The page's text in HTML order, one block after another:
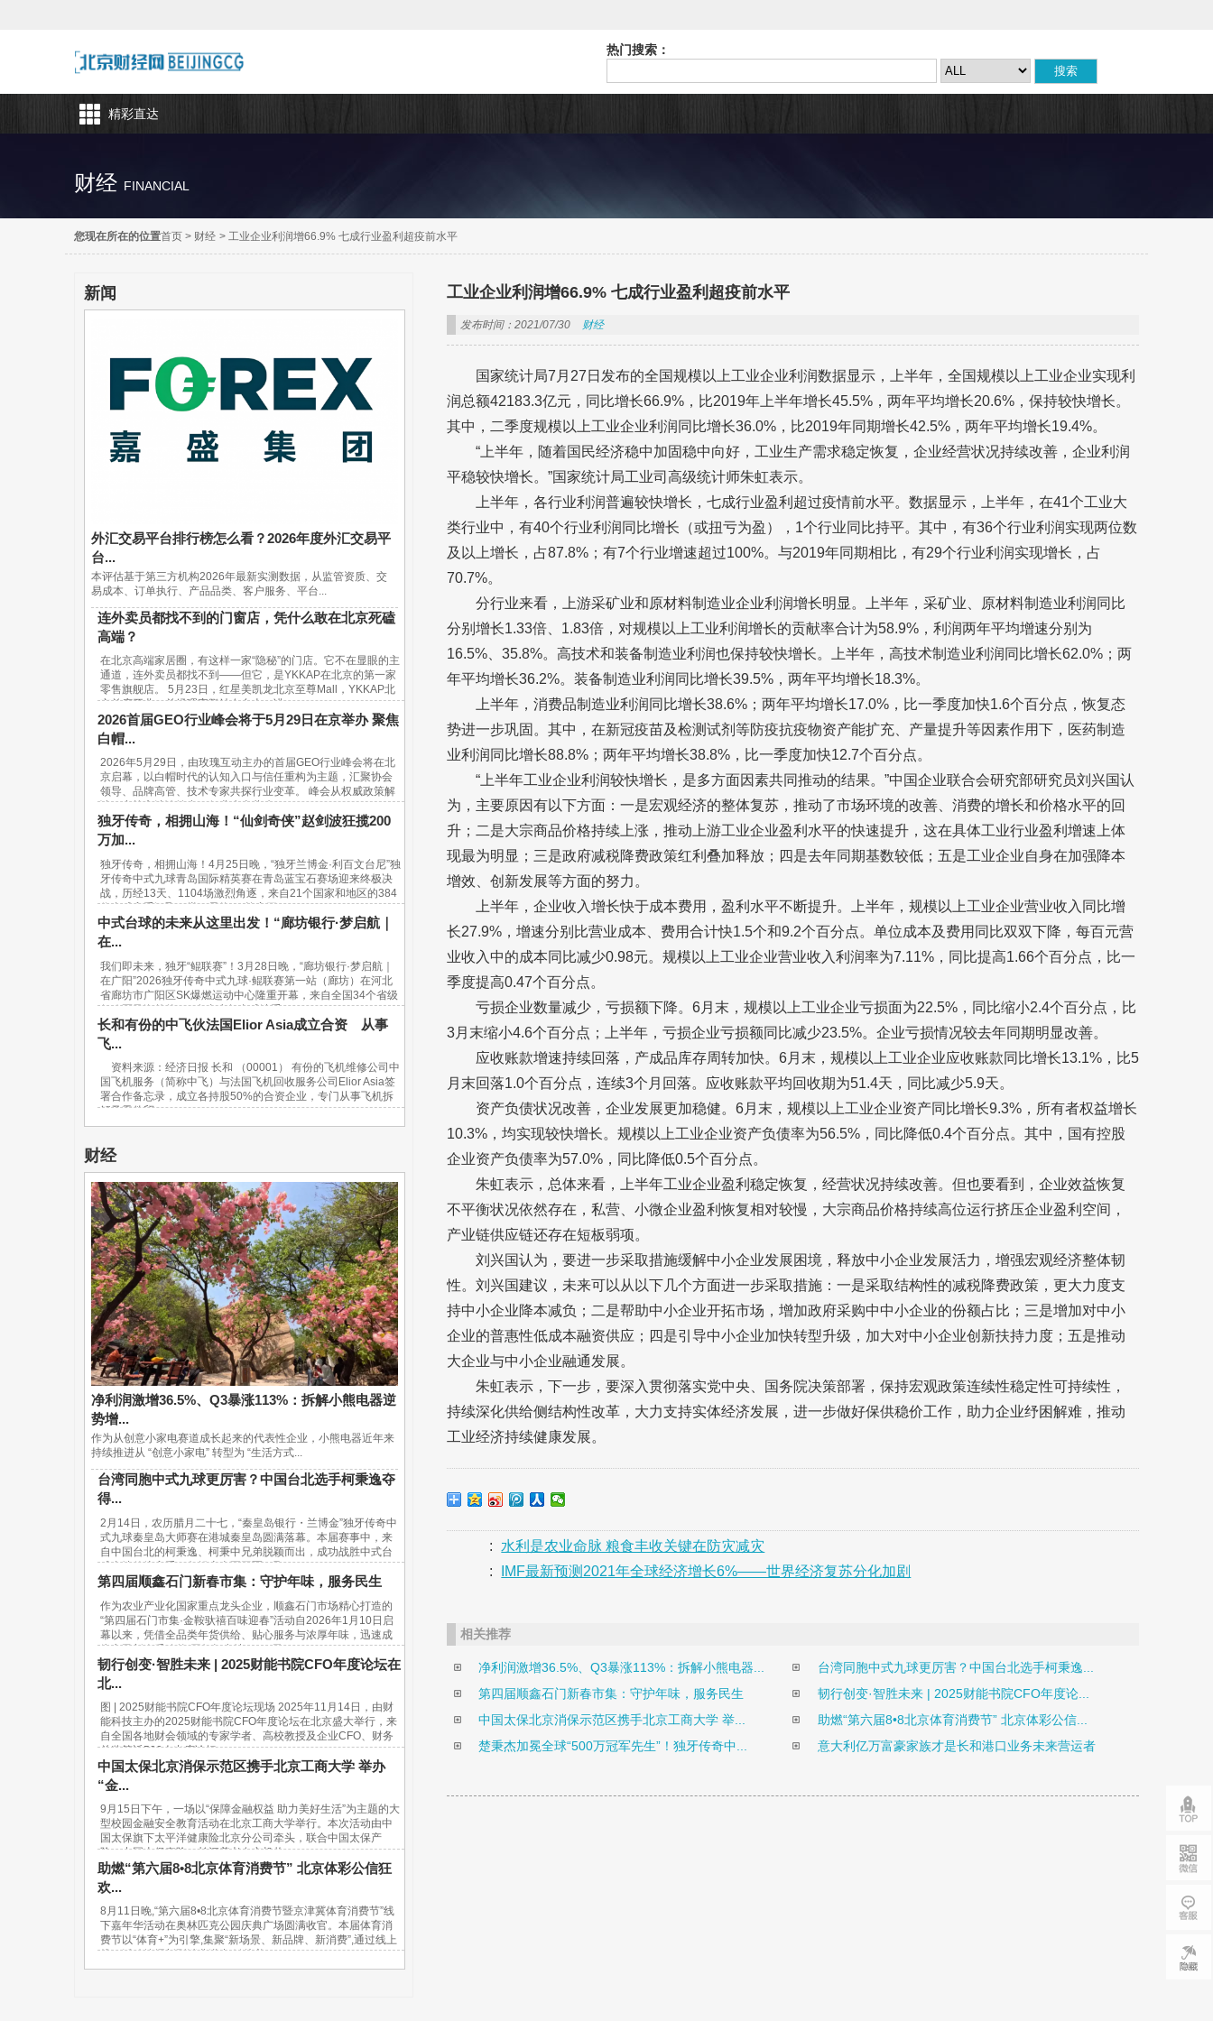
热门搜索：
精彩直达
财经 FINANCIAL
您现在所在的位置首页 > 财经 > 工业企业利润增66.9% 七成行业盈利超疫前水平
新闻
外汇交易平台排行榜怎么看？2026年度外汇交易平
台...
本评估基于第三方机构2026年最新实测数据，从监管资质、交
易成本、订单执行、产品品类、客户服务、平台...
连外卖员都找不到的门窗店，凭什么敢在北京死磕
高端？
在北京高端家居圈，有这样一家“隐秘”的门店。它不在显眼的主
通道，连外卖员都找不到——但它，是YKKAP在北京的第一家
零售旗舰店。 5月23日，红星美凯龙北京至尊Mall，YKKAP北
京首店开业。总经理宋鹏站在台上，讲...
2026首届GEO行业峰会将于5月29日在京举办 聚焦
白帽...
2026年5月29日，由玫瑰互动主办的首届GEO行业峰会将在北
京启幕，以白帽时代的认知入口与信任重构为主题，汇聚协会
领导、品牌高管、技术专家共探行业变革。 峰会从权威政策解
读、实战方法论输出、行业生态共建...
独牙传奇，相拥山海！“仙剑奇侠”赵剑波狂揽200
万加...
独牙传奇，相拥山海！4月25日晚，“独牙兰博金·利百文台尼”独
牙传奇中式九球青岛国际精英赛在青岛蓝宝石赛场迎来终极决
战，历经13天、1104场激烈角逐，来自21个国家和地区的384
位台球高手汇聚一堂，最终，“软塞王...
中式台球的未来从这里出发！“廊坊银行·梦启航｜
在...
我们即未来，独牙“鲲联赛”！3月28日晚，“廊坊银行·梦启航｜
在广阳”2026独牙传奇中式九球·鲲联赛第一站（廊坊）在河北
省廊坊市广阳区SK爆燃运动中心隆重开幕，来自全国34个省级
行政区及海外的940名青少年台球选手...
长和有份的中飞伙法国Elior Asia成立合资 从事
飞...
资料来源：经济日报 长和 （00001） 有份的飞机维修公司中
国飞机服务（简称中飞）与法国飞机回收服务公司Elior Asia签
署合作备忘录，成立各持股50%的合资企业，专门从事飞机拆
解及零件贸...
财经
净利润激增36.5%、Q3暴涨113%：拆解小熊电器逆
势增...
作为从创意小家电赛道成长起来的代表性企业，小熊电器近年来
持续推进从 “创意小家电” 转型为 “生活方式...
台湾同胞中式九球更厉害？中国台北选手柯秉逸夺
得...
2月14日，农历腊月二十七，“秦皇岛银行・兰博金”独牙传奇中
式九球秦皇岛大师赛在港城秦皇岛圆满落幕。本届赛事中，来
自中国台北的柯秉逸、柯秉中兄弟脱颖而出，成功战胜中式台
球内地传统高手，包揽赛事冠亚军，取...
第四届顺鑫石门新春市集：守护年味，服务民生
作为农业产业化国家重点龙头企业，顺鑫石门市场精心打造的
“第四届石门市集·金鞍驮禧百味迎春”活动自2026年1月10日启
幕以来，凭借全品类年货供给、贴心服务与浓厚年味，迅速成
为市民新春采购的“网红打卡地”。37天...
韧行创变·智胜未来 | 2025财能书院CFO年度论坛在
北...
图 | 2025财能书院CFO年度论坛现场 2025年11月14日，由财
能科技主办的2025财能书院CFO年度论坛在北京盛大举行，来
自全国各地财会领域的专家学者、高校教授及企业CFO、财务
总监等近500人出席论坛。...
中国太保北京消保示范区携手北京工商大学 举办
“金...
9月15日下午，一场以“保障金融权益 助力美好生活”为主题的大
型校园金融安全教育活动在北京工商大学举行。本次活动由中
国太保旗下太平洋健康险北京分公司牵头，联合中国太保产
险、中国太保寿险、长江养老在京机构...
助燃“第六届8•8北京体育消费节” 北京体彩公信狂
欢...
8月11日晚,“第六届8•8北京体育消费节暨京津冀体育消费节”线
下嘉年华活动在奥林匹克公园庆典广场圆满收官。本届体育消
费节以“体育+”为引擎,集聚“新场景、新品牌、新消费”,通过线上
线下活动挖掘新型消费潜力,链接美...
工业企业利润增66.9% 七成行业盈利超疫前水平
发布时间：2021/07/30 财经
国家统计局7月27日发布的全国规模以上工业企业利润数据显示，上半年，全国规模以上工业企业实现利
润总额42183.3亿元，同比增长66.9%，比2019年上半年增长45.5%，两年平均增长20.6%，保持较快增长。
其中，二季度规模以上工业企业利润同比增长36.0%，比2019年同期增长42.5%，两年平均增长19.4%。
“上半年，随着国民经济稳中加固稳中向好，工业生产需求稳定恢复，企业经营状况持续改善，企业利润
平稳较快增长。”国家统计局工业司高级统计师朱虹表示。
上半年，各行业利润普遍较快增长，七成行业盈利超过疫情前水平。数据显示，上半年，在41个工业大
类行业中，有40个行业利润同比增长（或扭亏为盈），1个行业同比持平。其中，有36个行业利润实现两位数
及以上增长，占87.8%；有7个行业增速超过100%。与2019年同期相比，有29个行业利润实现增长，占
70.7%。
分行业来看，上游采矿业和原材料制造业企业利润增长明显。上半年，采矿业、原材料制造业利润同比
分别增长1.33倍、1.83倍，对规模以上工业利润增长的贡献率合计为58.9%，利润两年平均增速分别为
16.5%、35.8%。高技术和装备制造业利润也保持较快增长。上半年，高技术制造业利润同比增长62.0%；两
年平均增长36.2%。装备制造业利润同比增长39.5%，两年平均增长18.3%。
上半年，消费品制造业利润同比增长38.6%；两年平均增长17.0%，比一季度加快1.6个百分点，恢复态
势进一步巩固。其中，在新冠疫苗及检测试剂等防疫抗疫物资产能扩充、产量提升等因素作用下，医药制造
业利润同比增长88.8%；两年平均增长38.8%，比一季度加快12.7个百分点。
“上半年工业企业利润较快增长，是多方面因素共同推动的结果。”中国企业联合会研究部研究员刘兴国认
为，主要原因有以下方面：一是宏观经济的整体复苏，推动了市场环境的改善、消费的增长和价格水平的回
升；二是大宗商品价格持续上涨，推动上游工业企业盈利水平的快速提升，这在具体工业行业盈利增速上体
现最为明显；三是政府减税降费政策红利叠加释放；四是去年同期基数较低；五是工业企业自身在加强降本
增效、创新发展等方面的努力。
上半年，企业收入增长快于成本费用，盈利水平不断提升。上半年，规模以上工业企业营业收入同比增
长27.9%，增速分别比营业成本、费用合计快1.5个和9.2个百分点。单位成本及费用同比双双下降，每百元营
业收入中的成本同比减少0.98元。规模以上工业企业营业收入利润率为7.11%，同比提高1.66个百分点，比一
季度提高0.47个百分点。
亏损企业数量减少，亏损额下降。6月末，规模以上工业企业亏损面为22.5%，同比缩小2.4个百分点，比
3月末缩小4.6个百分点；上半年，亏损企业亏损额同比减少23.5%。企业亏损情况较去年同期明显改善。
应收账款增速持续回落，产成品库存周转加快。6月末，规模以上工业企业应收账款同比增长13.1%，比5
月末回落1.0个百分点，连续3个月回落。应收账款平均回收期为51.4天，同比减少5.9天。
资产负债状况改善，企业发展更加稳健。6月末，规模以上工业企业资产同比增长9.3%，所有者权益增长
10.3%，均实现较快增长。规模以上工业企业资产负债率为56.5%，同比降低0.4个百分点。其中，国有控股
企业资产负债率为57.0%，同比降低0.5个百分点。
朱虹表示，总体来看，上半年工业企业盈利稳定恢复，经营状况持续改善。但也要看到，企业效益恢复
不平衡状况依然存在，私营、小微企业盈利恢复相对较慢，大宗商品价格持续高位运行挤压企业盈利空间，
产业链供应链还存在短板弱项。
刘兴国认为，要进一步采取措施缓解中小企业发展困境，释放中小企业发展活力，增强宏观经济整体韧
性。刘兴国建议，未来可以从以下几个方面进一步采取措施：一是采取结构性的减税降费政策，更大力度支
持中小企业降本减负；二是帮助中小企业开拓市场，增加政府采购中中小企业的份额占比；三是增加对中小
企业的普惠性低成本融资供应；四是引导中小企业加快转型升级，加大对中小企业创新扶持力度；五是推动
大企业与中小企业融通发展。
朱虹表示，下一步，要深入贯彻落实党中央、国务院决策部署，保持宏观政策连续性稳定性可持续性，
持续深化供给侧结构性改革，大力支持实体经济发展，进一步做好保供稳价工作，助力企业纾困解难，推动
工业经济持续健康发展。
:
水利是农业命脉 粮食丰收关键在防灾减灾
:
IMF最新预测2021年全球经济增长6%——世界经济复苏分化加剧
相关推荐
净利润激增36.5%、Q3暴涨113%：拆解小熊电器...
台湾同胞中式九球更厉害？中国台北选手柯秉逸...
第四届顺鑫石门新春市集：守护年味，服务民生
韧行创变·智胜未来 | 2025财能书院CFO年度论...
中国太保北京消保示范区携手北京工商大学 举...
助燃“第六届8•8北京体育消费节” 北京体彩公信...
楚秉杰加冕全球“500万冠军先生”！独牙传奇中...
意大利亿万富豪家族才是长和港口业务未来营运者